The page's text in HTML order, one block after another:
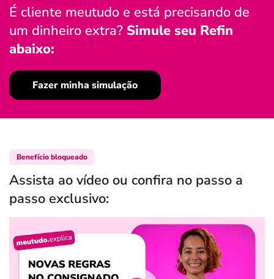
É cliente meutudo e está precisando de
um dinheiro extra? Simule seu Refin
abaixo:
Fazer minha simulação
Benefício bloqueado
Assista ao vídeo ou confira no passo a
passo exclusivo: